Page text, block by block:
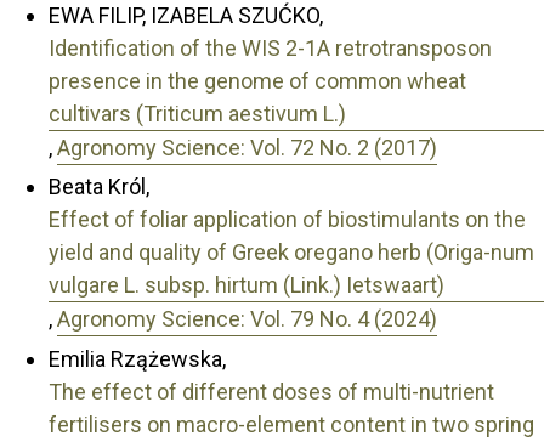
EWA FILIP, IZABELA SZUĆKO,
Identification of the WIS 2-1A retrotransposon
presence in the genome of common wheat
cultivars (Triticum aestivum L.)
,Agronomy Science: Vol. 72 No. 2 (2017)
Beata Król,
Effect of foliar application of biostimulants on the
yield and quality of Greek oregano herb (Origa-num
vulgare L. subsp. hirtum (Link.) Ietswaart)
,Agronomy Science: Vol. 79 No. 4 (2024)
Emilia Rzążewska,
The effect of different doses of multi-nutrient
fertilisers on macro-element content in two spring